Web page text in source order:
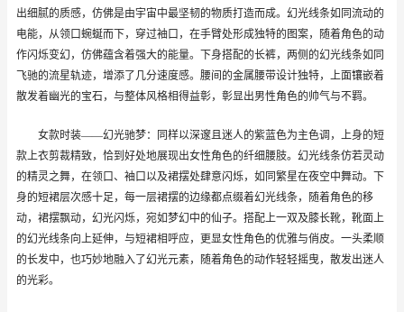
出细腻的质感，仿佛是由宇宙中最坚韧的物质打造而成。幻光线条如同流动的
电能，从领口蜿蜒而下，穿过袖口，在手臂处形成独特的图案，随着角色的动
作闪烁变幻，仿佛蕴含着强大的能量。下身搭配的长裤，两侧的幻光线条如同
飞驰的流星轨迹，增添了几分速度感。腰间的金属腰带设计独特，上面镶嵌着
散发着幽光的宝石，与整体风格相得益彰，彰显出男性角色的帅气与不羁。
女款时装——幻光驰梦：同样以深邃且迷人的紫蓝色为主色调，上身的短
款上衣剪裁精致，恰到好处地展现出女性角色的纤细腰肢。幻光线条仿若灵动
的精灵之舞，在领口、袖口以及裙摆处肆意闪烁，如同繁星在夜空中舞动。下
身的短裙层次感十足，每一层裙摆的边缘都点缀着幻光线条，随着角色的移
动，裙摆飘动，幻光闪烁，宛如梦幻中的仙子。搭配上一双及膝长靴，靴面上
的幻光线条向上延伸，与短裙相呼应，更显女性角色的优雅与俏皮。一头柔顺
的长发中，也巧妙地融入了幻光元素，随着角色的动作轻轻摇曳，散发出迷人
的光彩。